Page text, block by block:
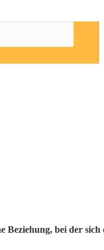
Beziehung, bei der